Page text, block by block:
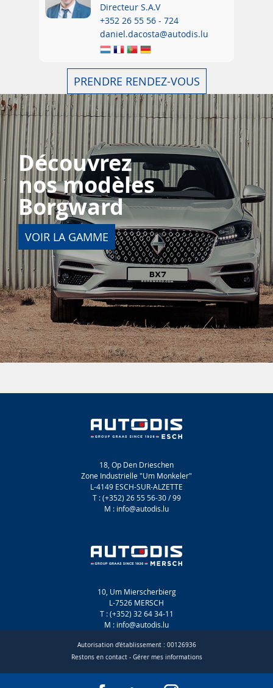
Directeur S.A.V
+352 26 55 56 - 724
daniel.dacosta@autodis.lu
PRENDRE RENDEZ-VOUS
Découvrez
nos modèles
Borgward
VOIR LA GAMME
18, Op Den Drieschen
Zone Industrielle "Um Monkeler"
L-4149 ESCH-SUR-ALZETTE
T : (+352) 26 55 56-30 / 99
M : info@autodis.lu
10, Um Mierscherbierg
L-7526 MERSCH
T : (+352) 32 64 34-11
M : info@autodis.lu
Autorisation d’établissement : 00126936
Restons en contact- Gérer mes informations